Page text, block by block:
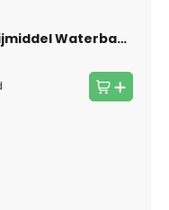
Condooms.be Glijmiddel Waterbasis